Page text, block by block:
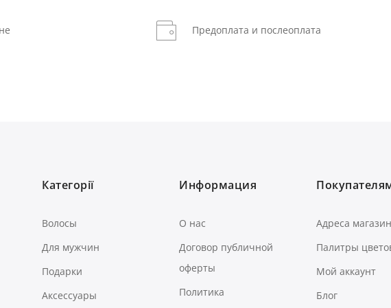
Предоплата и послеоплата
Категорії
Волосы
Для мужчин
Подарки
Аксессуары
Информация
О нас
Договор публичной
оферты
Политика
Адреса
Палитры
Мой аккаунт
Блог